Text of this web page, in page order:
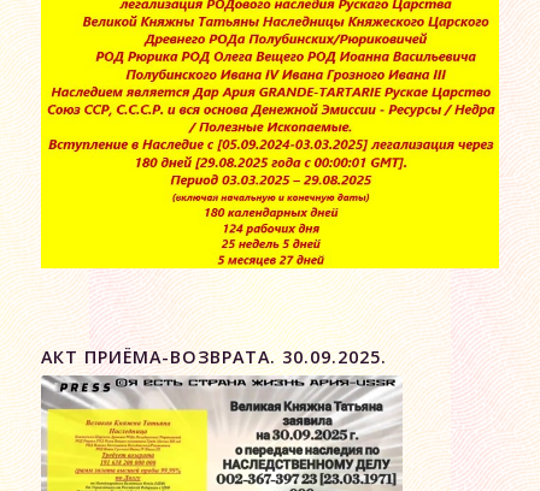
АКТ ПРИЁМА-ВОЗВРАТА. 30.09.2025.